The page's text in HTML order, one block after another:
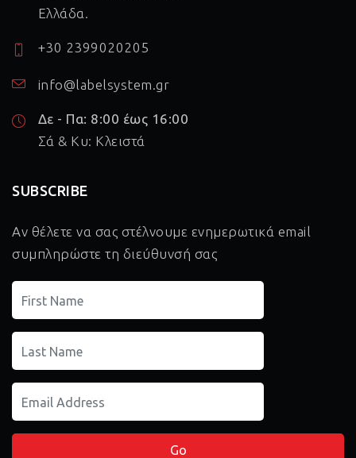
Ελλάδα.
+30 2399020205
info@labelsystem.gr
Δε - Πα: 8:00 έως 16:00
Σά & Κυ: Κλειστά
SUBSCRIBE
Αν θέλετε να σας στέλνουμε ενημερωτικά email
συμπληρώστε τη διεύθυνσή σας